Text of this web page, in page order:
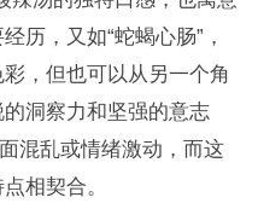
历，又如“蛇蝎心肠”，
，但也可以从另一个角
洞察力和坚强的意志
混乱或情绪激动，而这
相契合。